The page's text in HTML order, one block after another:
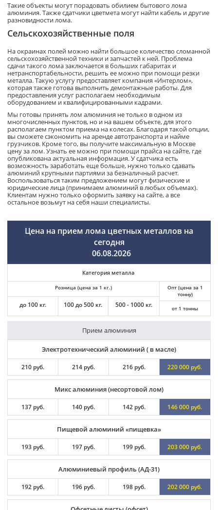
Такие объекты могут порадовать обилием бытового лома
алюминия. Также сдатчики цветмета могут найти кабель и другие
разновидности лома.
Сельскохозяйственные поля
На окраинах полей можно найти большое количество сломанной
сельскохозяйственной техники и запчастей к ней. Проблема
сдачи такого лома заключается в больших габаритах и
нетранспортабельности, решить ее можно при помощи резки
металла. Такую услугу предоставляет компания «Интерлом»,
которая также готова выполнить демонтажные работы. Для
предоставления услуг располагаем необходимым
оборудованием и квалифицированными кадрами.
Мы готовы принять лом алюминия не только в одном из
многочисленных пунктов, но и на вашем объекте, для этого
располагаем пунктом приема на колесах. Благодаря такой опции,
вы сможете сэкономить на аренде автотранспорта и найме
грузчиков. Кроме того, вы получите максимальную в Москве
цену за лом. Узнать ее можно при помощи прайса на сайте, где
опубликована актуальная информация. У сдатчика есть
возможность заработать еще больше, нужно только сдавать
алюминий крупными партиями за безналичный расчет.
Воспользоваться таким предложением могут физические и
юридические лица (принимаем алюминий в любых объемах).
Клиентам нужно только оформить заявку на сайте, а все
остальное возьмут на себя наши специалисты.
Цена на прием лома цветных металлов на
сегодня
06.08.2026
Категория металла
Розница (цена за 1 кг.)
до 100 кг. 100 до 500 кг. 500 - 1000 кг.
Опт (цена за 1
тонну)
от 1 тонны
Прием алюминия
Электротехнический алюминий ( в масле)
210 руб. 214 руб. 216 руб. 220 000 руб.
Микс алюминия (несортовой лом)
137 руб. 140 руб. 142 руб. 146 000 руб.
Пищевой алюминий «пищевка»
193 руб. 197 руб. 199 руб. 203 000 руб.
Алюминиевый профиль (АД-31)
192 руб. 196 руб. 198 руб. 202 000 руб.